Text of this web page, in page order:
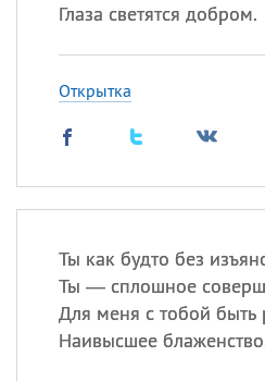
Глаза светятся добром.
Открытка
Ты как будто без
Ты — сплошное
Для меня с тобой
Наивысшее